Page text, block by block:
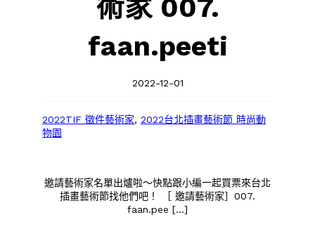
術家 007.
faan.peeti
2022-12-01
2022TIF 徵件藝術家, 2022台北插畫藝術節 時尚動
物園
邀請藝術家名單出爐啦～快點跟小編一起買票來台北
插畫藝術節找他們吧！ ［ 邀請藝術家］007.
faan.pee […]